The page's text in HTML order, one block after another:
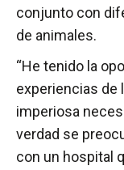
conjunto con
de animales.
“He tenido la
experiencias de
imperiosa
verdad se
con un hospital